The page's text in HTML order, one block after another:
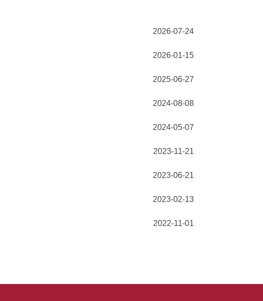
2026-07-24
2026-01-15
2025-06-27
2024-08-08
2024-05-07
2023-11-21
2023-06-21
2023-02-13
2022-11-01